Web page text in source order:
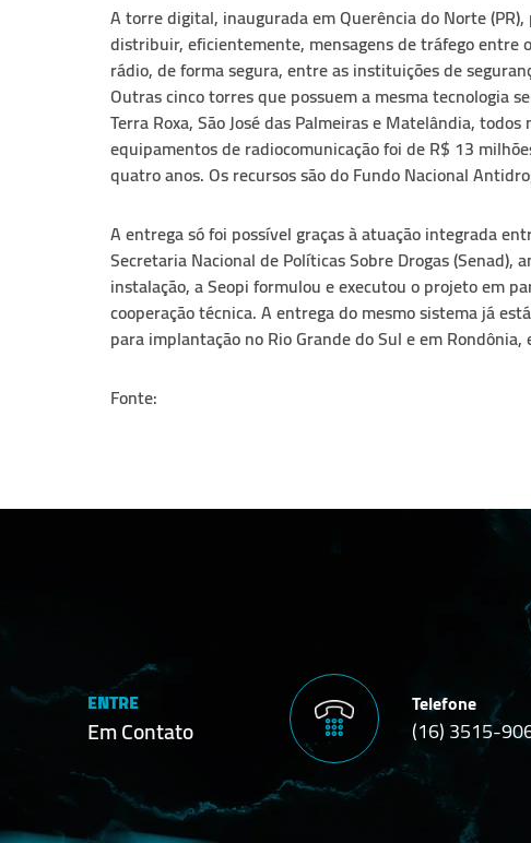
A torre digital, inaugurada em Querência do Norte
distribuir, eficientemente, mensagens de tráfego entre
rádio, de forma segura, entre as instituições de
Outras cinco torres que possuem a mesma tecnologia
Terra Roxa, São José das Palmeiras e Matelândia,
equipamentos de radiocomunicação foi de R$ 13
quatro anos. Os recursos são do Fundo Nacional
A entrega só foi possível graças à atuação integrada
Secretaria Nacional de Políticas Sobre Drogas
instalação, a Seopi formulou e executou o projeto em
cooperação técnica. A entrega do mesmo sistema já
para implantação no Rio Grande do Sul e em
Fonte:
ENTRE
Em Contato
Telefone
(16) 3515-